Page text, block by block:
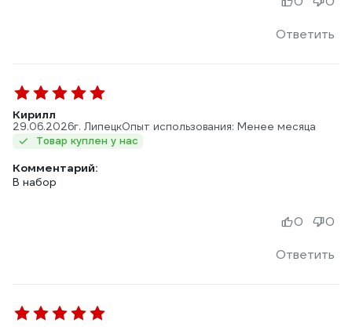
Ответить
Кирилл
29.06.2026г. ЛипецкОпыт использования: Менее месяца
Товар куплен у нас
Комментарий:
В набор
Ответить
0 0